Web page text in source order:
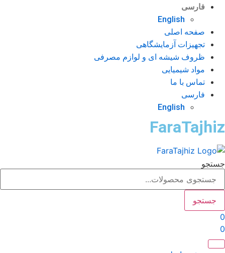
فارسی
English
صفحه اصلی
تجهیزات آزمایشگاهی
ظروف شیشه ای و لوازم مصرفی
مواد شیمیایی
تماس با ما
فارسی
English
جستجو